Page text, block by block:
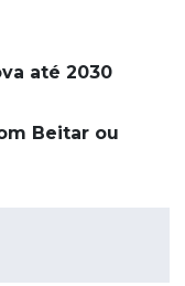
até 2030
Beitar ou